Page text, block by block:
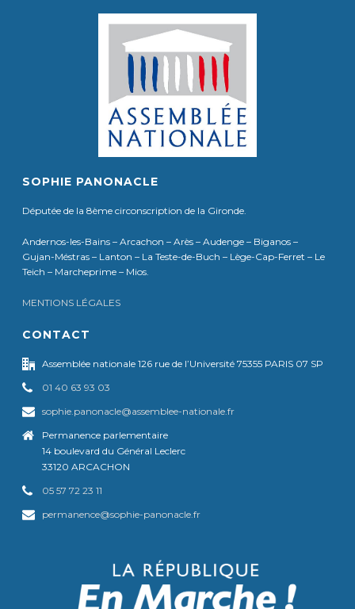
SOPHIE PANONACLE
Députée de la 8ème circonscription de la Gironde.
Andernos-les-Bains – Arcachon – Arès – Audenge – Biganos –
Gujan-Méstras – Lanton – La Teste-de-Buch – Lège-Cap-Ferret – Le
Teich – Marcheprime – Mios.
MENTIONS LÉGALES
CONTACT
Assemblée nationale 126 rue de l’Université 75355 PARIS 07 SP
01 40 63 93 03
sophie.panonacle@assemblee-nationale.fr
Permanence parlementaire
14 boulevard du Général Leclerc
33120 ARCACHON
05 57 72 23 11
permanence@sophie-panonacle.fr